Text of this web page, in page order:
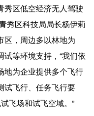
河北 山西
上海 江苏
福建 江西
湖北 湖南
区低空经济无人驾驶
秀区科技局局长杨伊莉
区，周边多以林地为
等环境支持，“我们依
地为企业提供多个飞行
试飞行、任务飞行要
飞场和试飞空域。”